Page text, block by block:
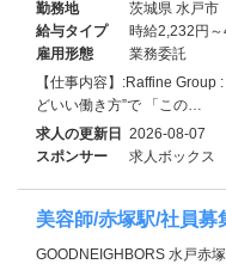
勤務地
茨城県 水戸市
給与タイプ
時給2,232円
雇用形態
業務委託
【仕事内容】:Raffine Group
どいい働き方”で 「この…
求人の更新日 2026-08-07
スポンサー
求人ボックス
美容師/赤塚駅/社員募
GOODNEIGHBORS 水戸赤